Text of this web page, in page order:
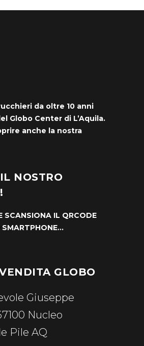
da oltre 10 anni
Globo Center di L’Aquila.
anche la nostra
NOSTRO
SCANSIONA IL QRCODE
GLOBO
Giuseppe
Nucleo
Pile AQ